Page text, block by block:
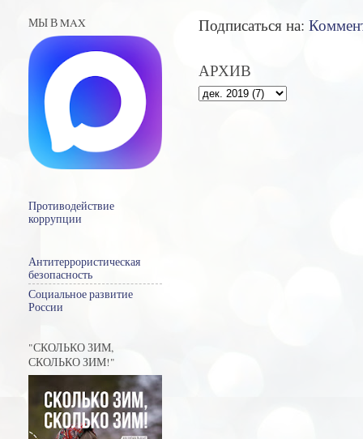
Подписаться на:
АРХИВ
МЫ В MAX
Противодействие
коррупции
Антитеррористическая
безопасность
Социальное развитие
России
"СКОЛЬКО ЗИМ,
СКОЛЬКО ЗИМ!"